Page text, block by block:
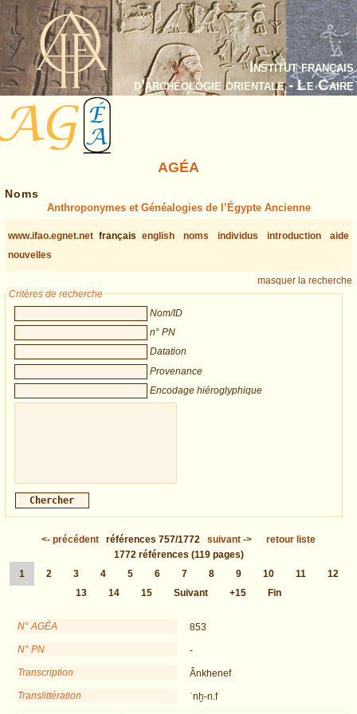
Institut français
d’archéologie orientale - Le Caire
AGÉA
Noms
Anthroponymes et Généalogies de l’Égypte Ancienne
www.ifao.egnet.net français english noms individus introduction
aide
nouvelles
masquer la recherche
Critères de recherche
Nom/ID
n° PN
Datation
Provenance
Encodage hiéroglyphique
<- précédent références 757/1772 suivant ->
retour liste
1772 références (119 pages)
1
2 3 4 5 6 7 8 9 10 11
12
13
14 15 Suivant +15 Fin
N° AGÉA
853
N° PN
-
Transcription
Ânkhenef
Translittération
ʿnḫ-n.f